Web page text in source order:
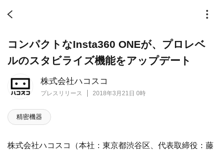
株式会社ハコスコ
プレスリリース 2018年3月21日 0時
コンパクトなInsta360 ONEが、プロレベ
ルのスタビライズ機能をアップデート
精密機器
株式会社ハコスコ（本社：東京都渋谷区、代表取締役：藤